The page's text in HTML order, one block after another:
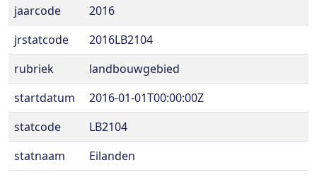
jaarcode
2016
jrstatcode
2016LB2104
rubriek
landbouwgebied
startdatum
2016-01-01T00:00:00Z
statcode
LB2104
statnaam
Eilanden